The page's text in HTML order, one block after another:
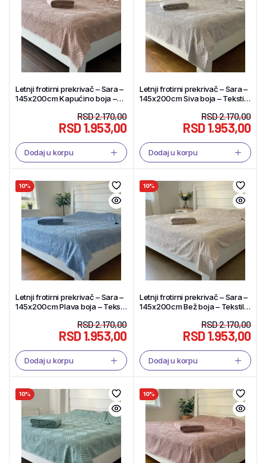
Letnji frotirni prekrivač – Sara –
145x200cm Kapućino boja –
RSD2.170,00
RSD1.953,00
Dodaj u korpu
Letnji frotirni prekrivač – Sara –
145x200cm Siva boja – Tekstil
RSD2.170,00
RSD1.953,00
Dodaj u korpu
10%
Letnji frotirni prekrivač – Sara –
145x200cm Plava boja – Tekstil
RSD2.170,00
RSD1.953,00
Dodaj u korpu
10%
Letnji frotirni prekrivač – Sara –
145x200cm Bež boja – Tekstil
RSD2.170,00
RSD1.953,00
Dodaj u korpu
10% 10%